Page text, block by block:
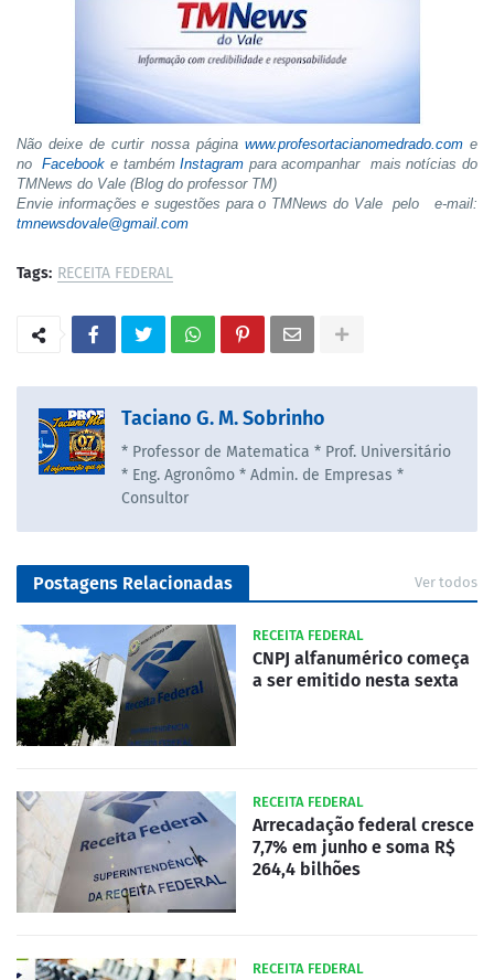
Não deixe de curtir nossa página www.profesortacianomedrado.come
noFacebook e tambémInstagram para acompanhar mais notícias do
TMNews do Vale (Blog do professor TM)
Envie informações e sugestões para o TMNews do Vale pelo e-mail:
tmnewsdovale@gmail.com
Tags: RECEITA FEDERAL
Taciano G. M. Sobrinho
* Professor de Matematica * Prof. Universitário
* Eng. Agronômo * Admin. de Empresas *
Consultor
Postagens Relacionadas Ver todos
RECEITA FEDERAL
CNPJ alfanumérico começa
a ser emitido nesta sexta
RECEITA FEDERAL
Arrecadação federal cresce
7,7% em junho e soma R$
264,4 bilhões
RECEITA FEDERAL